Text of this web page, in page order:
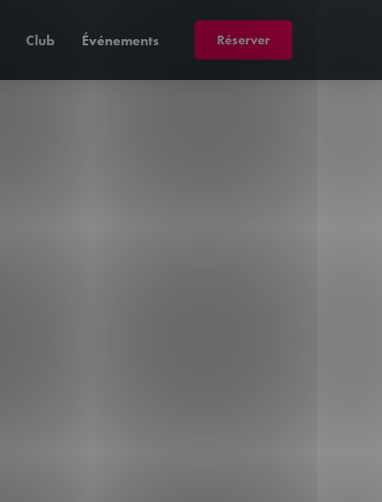
Club Événements Réserver